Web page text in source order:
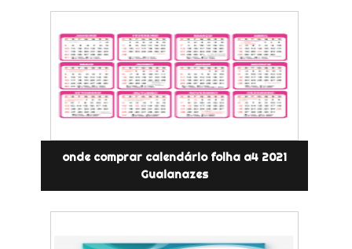
onde comprar calendário folha a4 2021
Guaianazes